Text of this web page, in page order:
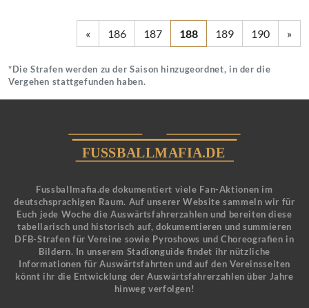
« 186 187 188 189 190 »
*Die Strafen werden zu der Saison hinzugeordnet, in der die
Vergehen stattgefunden haben.
Fussballmafia.de dokumentiert viele Fan-Aktionen im
deutschsprachigen Raum. Auf unserer Website sammeln wir für
Euch jede Woche die Auswärtsfahrerzahlen und bereiten diese
tabellarisch und historisch auf, dokumentieren und summieren
DFB-Strafen für Vereine sowie Pyroshows und Choreografien in
Bildern. In unserem Stadionguide findet ihr nützliche
Informationen für Auswärtsfahrten und auf den Vereinsseiten
könnt ihr die Entwicklung der Auswärtsfahrerzahlen über Jahre
hinweg verfolgen!